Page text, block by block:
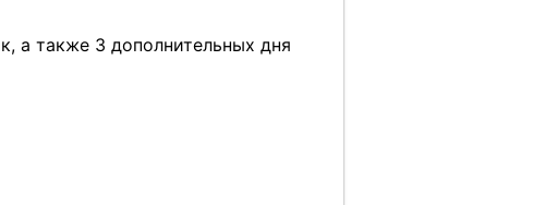
а также 3 дополнительных дня